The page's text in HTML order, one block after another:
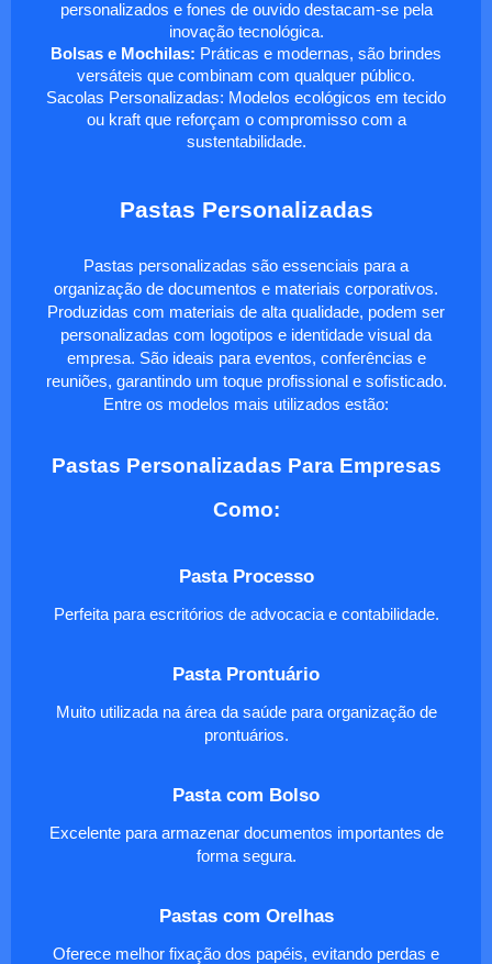
personalizados e fones de ouvido destacam-se pela
inovação tecnológica.
Bolsas e Mochilas: Práticas e modernas, são brindes
versáteis que combinam com qualquer público.
Sacolas Personalizadas: Modelos ecológicos em tecido
ou kraft que reforçam o compromisso com a
sustentabilidade.
Pastas Personalizadas
Pastas personalizadas são essenciais para a
organização de documentos e materiais corporativos.
Produzidas com materiais de alta qualidade, podem ser
personalizadas com logotipos e identidade visual da
empresa. São ideais para eventos, conferências e
reuniões, garantindo um toque profissional e sofisticado.
Entre os modelos mais utilizados estão:
Pastas Personalizadas Para Empresas
Como:
Pasta Processo
Perfeita para escritórios de advocacia e contabilidade.
Pasta Prontuário
Muito utilizada na área da saúde para organização de
prontuários.
Pasta com Bolso
Excelente para armazenar documentos importantes de
forma segura.
Pastas com Orelhas
Oferece melhor fixação dos papéis, evitando perdas e